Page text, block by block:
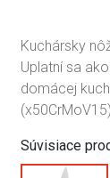
Kuchársky
Uplatní sa
domácej
Súvisiace